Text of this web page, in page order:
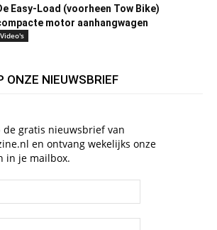
Easy-Load (voorheen Tow Bike)
motor aanhangwagen
Video's
ONZE NIEUWSBRIEF
de gratis nieuwsbrief van
en ontvang wekelijks onze
in je mailbox.